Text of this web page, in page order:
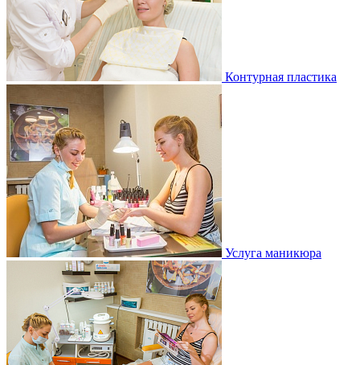
Контурная пластика
Услуга маникюра